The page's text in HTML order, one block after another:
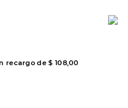
recargo de$ 108,00